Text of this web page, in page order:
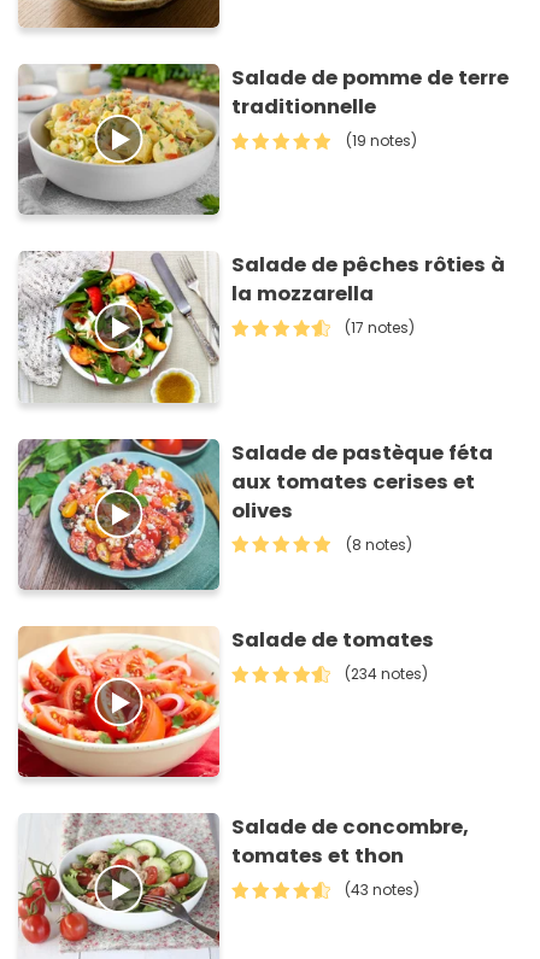
Salade de pomme de terre
traditionnelle
(19 notes)
Salade de pêches rôties à
la mozzarella
(17 notes)
Salade de pastèque féta
aux tomates cerises et
olives
(8 notes)
Salade de tomates
(234 notes)
Salade de concombre,
tomates et thon
(43 notes)